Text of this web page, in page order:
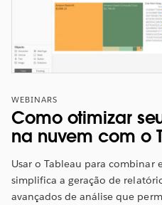
WEBINARS
Como otimizar
na nuvem com o
Usar o Tableau para combinar
simplifica a geração de
avançados de análise que